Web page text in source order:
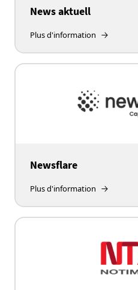
News aktuell
Plus d'information
Newsflare
Plus d'information